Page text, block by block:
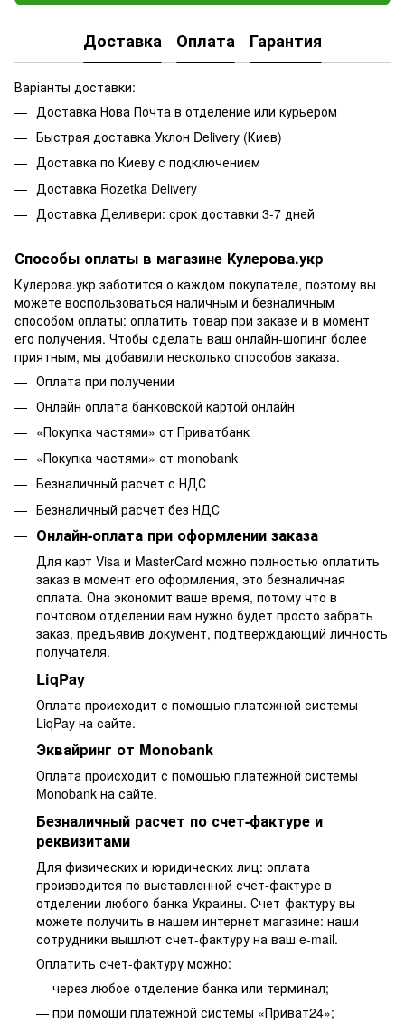
Доставка Оплата Гарантия
Варіанты доставки:
Доставка Нова Почта в отделение или курьером
Быстрая доставка Уклон Delivery (Киев)
Доставка по Киеву с подключением
Доставка Rozetka Delivery
Доставка Деливери: срок доставки 3-7 дней
Способы оплаты в магазине Кулерова.укр
Кулерова.укр заботится о каждом покупателе, поэтому вы
можете воспользоваться наличным и безналичным
способом оплаты: оплатить товар при заказе и в момент
его получения. Чтобы сделать ваш онлайн-шопинг более
приятным, мы добавили несколько способов заказа.
Оплата при получении
Онлайн оплата банковской картой онлайн
«Покупка частями» от Приватбанк
«Покупка частями» от monobank
Безналичный расчет с НДС
Безналичный расчет без НДС
Онлайн-оплата при оформлении заказа
Для карт Visa и MasterCard можно полностью оплатить
заказ в момент его оформления, это безналичная
оплата. Она экономит ваше время, потому что в
почтовом отделении вам нужно будет просто забрать
заказ, предъявив документ, подтверждающий личность
получателя.
LiqPay
Оплата происходит с помощью платежной системы
LiqPay на сайте.
Эквайринг от Monobank
Оплата происходит с помощью платежной системы
Monobank на сайте.
Безналичный расчет по счет-фактуре и
реквизитами
Для физических и юридических лиц: оплата
производится по выставленной счет-фактуре в
отделении любого банка Украины. Счет-фактуру вы
можете получить в нашем интернет магазине: наши
сотрудники вышлют счет-фактуру на ваш e-mail.
Оплатить счет-фактуру можно:
— через любое отделение банка или терминал;
— при помощи платежной системы «Приват24»;